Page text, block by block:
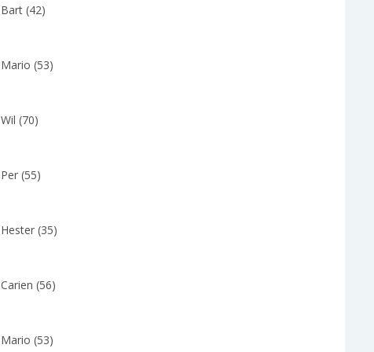
Bart (42)
Mario (53)
Wil (70)
Per (55)
Hester (35)
Carien (56)
Mario (53)